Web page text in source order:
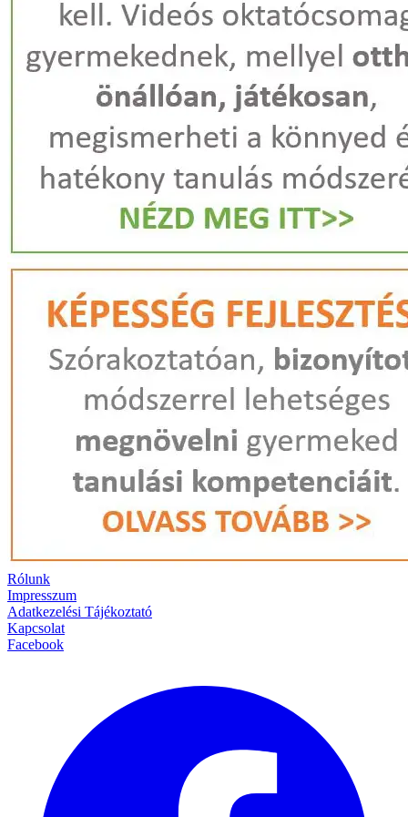
Rólunk
Impresszum
Adatkezelési Tájékoztató
Kapcsolat
Facebook